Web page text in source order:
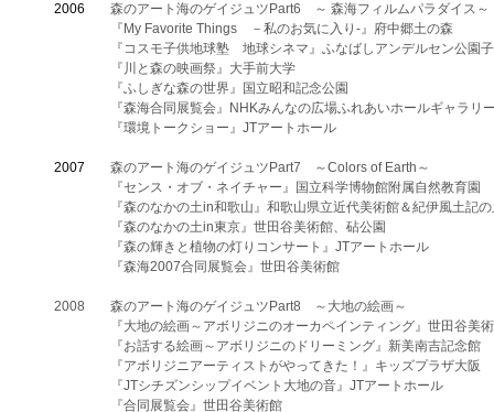
2006
​2007
2008
森のアート海のゲイジュツPart6 ～ 森海フィルムパラダイス～
『My Favorite Things －私のお気に入り-』府中郷土の森
『コスモ子供地球塾 地球シネマ』ふなばしアンデルセン公園
『川と森の映画祭』大手前大学
『ふしぎな森の世界』国立昭和記念公園
『森海合同展覧会』NHKみんなの広場ふれあいホールギャラリ
『環境トークショー』JTアートホール
森のアート海のゲイジュツPart7 ～Colors of Earth～
『センス・オブ・ネイチャー』国立科学博物館附属自然教育園
『森のなかの土in和歌山』和歌山県立近代美術館＆紀伊風土記
『森のなかの土in東京』世田谷美術館、砧公園
『森の輝きと植物の灯りコンサート』JTアートホール
『森海2007合同展覧会』世田谷美術館
森のアート海のゲイジュツPart8 ～大地の絵画～
『大地の絵画～アボリジニのオーカペインティング』世田
『お話する絵画～アボリジニのドリーミング』新美南吉記念館
『アボリジニアーティストがやってきた！』キッズプラザ大阪
『JTシチズンシップイベント大地の音』JTアートホール
『合同展覧会』世田谷美術館